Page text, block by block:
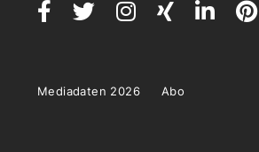
Mediadaten 2026 Abo